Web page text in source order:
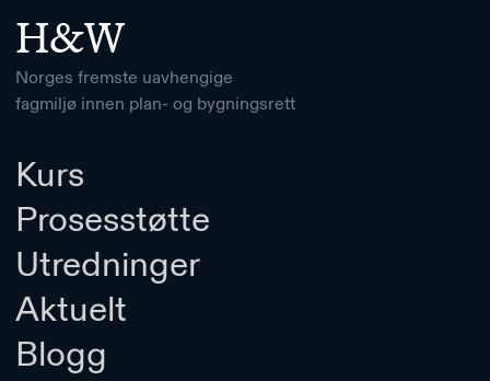
H&W
Norges fremste uavhengige
fagmiljø innen plan- og bygningsrett
Kurs
Prosesstøtte
Utredninger
Aktuelt
Blogg